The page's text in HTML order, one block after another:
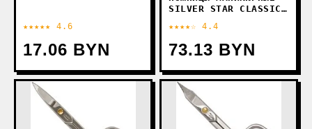
★★★★★ 4.6
17.06 BYN
SILVER STAR CLASSIC
★★★★☆ 4.4
73.13 BYN